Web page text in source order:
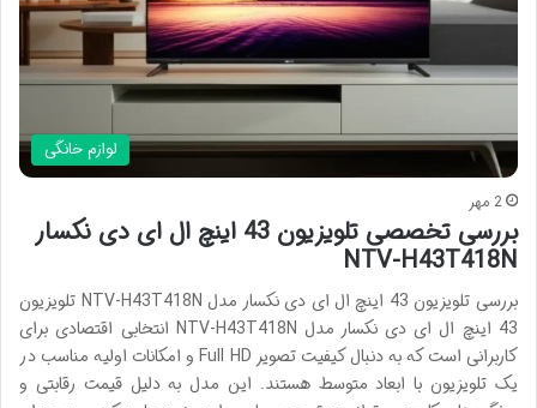
لوازم خانگی
2 مهر
بررسی تخصصی تلویزیون 43 اینچ ال ای دی نکسار
NTV-H43T418N
بررسی تلویزیون 43 اینچ ال ای دی نکسار مدل NTV-H43T418N تلویزیون
43 اینچ ال ای دی نکسار مدل NTV-H43T418N انتخابی اقتصادی برای
کاربرانی است که به دنبال کیفیت تصویر Full HD و امکانات اولیه مناسب در
یک تلویزیون با ابعاد متوسط هستند. این مدل به دلیل قیمت رقابتی و